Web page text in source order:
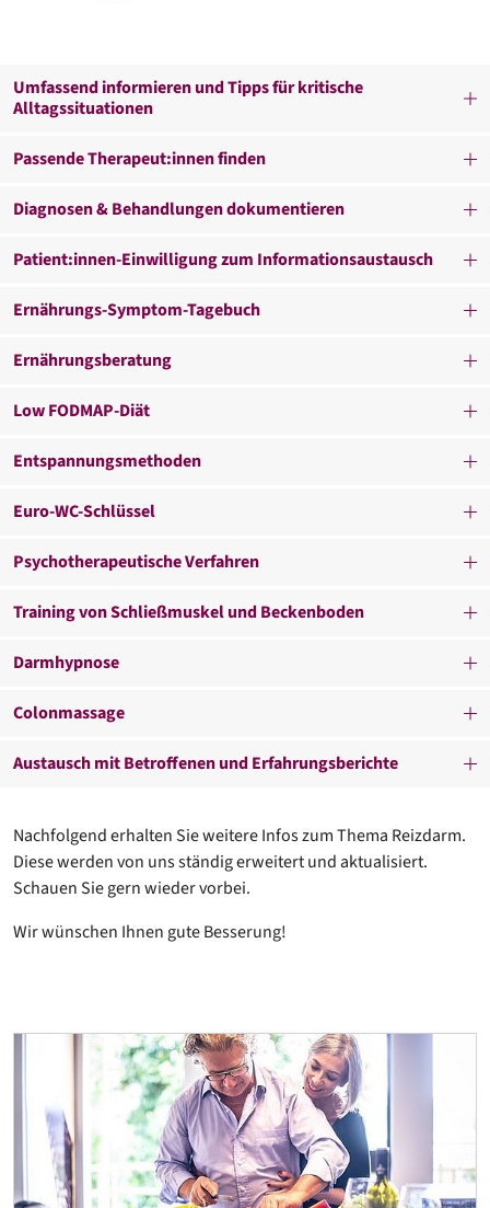
Umfassend informieren und Tipps für kritische
Alltagssituationen
Passende Therapeut:innen finden
Diagnosen & Behandlungen dokumentieren
Patient:innen-Einwilligung zum Informationsaustausch
Ernährungs-Symptom-Tagebuch
Ernährungsberatung
Low FODMAP-Diät
Entspannungsmethoden
Euro-WC-Schlüssel
Psychotherapeutische Verfahren
Training von Schließmuskel und Beckenboden
Darmhypnose
Colonmassage
Austausch mit Betroffenen und Erfahrungsberichte
Nachfolgend erhalten Sie weitere Infos zum Thema Reizdarm.
Diese werden von uns ständig erweitert und aktualisiert.
Schauen Sie gern wieder vorbei.
Wir wünschen Ihnen gute Besserung!